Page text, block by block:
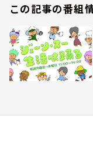
この記事の番組